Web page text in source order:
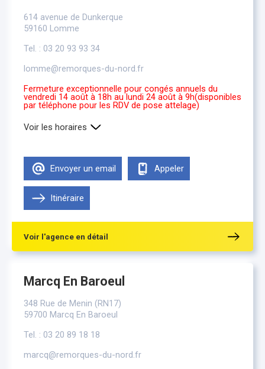
614 avenue de Dunkerque
59160 Lomme
Tel. : 03 20 93 93 34
lomme@remorques-du-nord.fr
Fermeture exceptionnelle pour congés annuels du
vendredi 14 août à 18h au lundi 24 août à 9h(disponibles
par téléphone pour les RDV de pose attelage)
Voir les horaires
Mardi
9h00-12h00 , 13h30-18h00
Mercredi 9h00-12h00 , 13h30-18h00
Jeudi 9h00-12h00 , 13h30-18h00
Vendredi
9h00-12h00 , 13h30-18h00
Samedi Fermé
Envoyer un email Appeler
Itinéraire
Voir l'agence en détail
Marcq En Baroeul
348 Rue de Menin (RN17)
59700 Marcq En Baroeul
Tel. : 03 20 89 18 18
marcq@remorques-du-nord.fr